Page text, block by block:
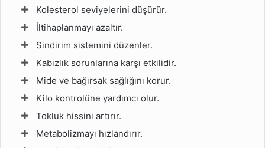
Kolesterol seviyelerini düşürür.
İltihaplanmayı azaltır.
Sindirim sistemini düzenler.
Kabızlık sorunlarına karşı etkilidir.
Mide ve bağırsak sağlığını korur.
Kilo kontrolüne yardımcı olur.
Tokluk hissini artırır.
Metabolizmayı hızlandırır.